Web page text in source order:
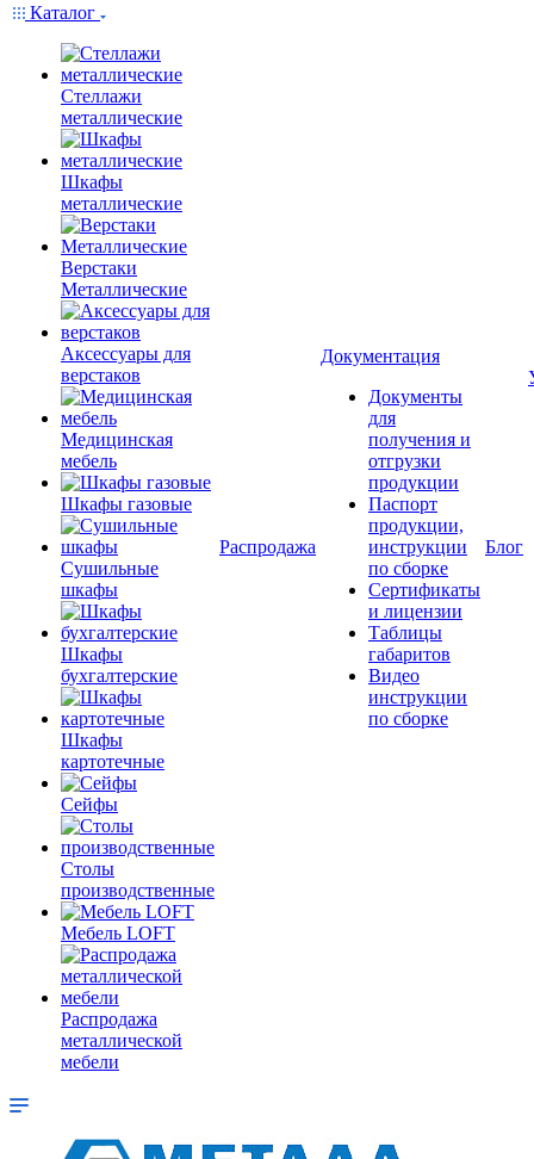
Каталог
Стеллажи
металлические
Шкафы
металлические
Верстаки
Металлические
Аксессуары для
верстаков
Медицинская
мебель
Шкафы газовые
Сушильные
шкафы
Шкафы
бухгалтерские
Шкафы
картотечные
Сейфы
Столы
производственные
Мебель LOFT
Распродажа
металлической
мебели
Распродажа
Документация
Документы
для
получения и
отгрузки
продукции
Паспорт
продукции,
инструкции
по сборке
Сертификаты
и лицензии
Таблицы
габаритов
Видео
инструкции
по сборке
Блог